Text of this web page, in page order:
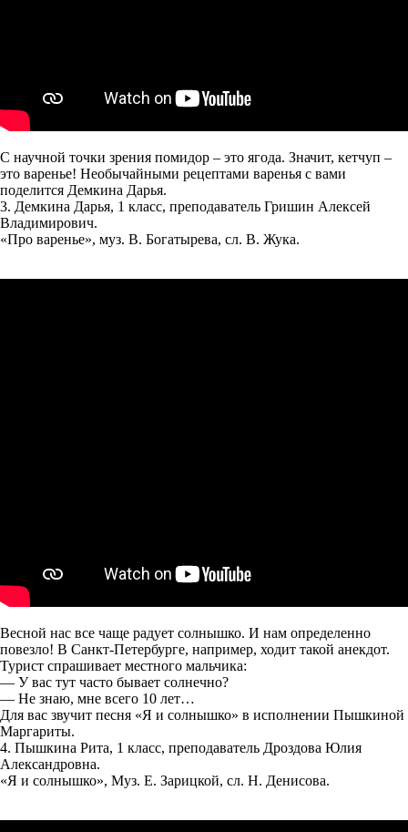
С научной точки зрения помидор – это ягода. Значит, кетчуп –
это варенье! Необычайными рецептами варенья с вами
поделится Демкина Дарья.
3. Демкина Дарья, 1 класс, преподаватель Гришин Алексей
Владимирович.
«Про варенье», муз. В. Богатырева, сл. В. Жука.
Весной нас все чаще радует солнышко. И нам определенно
повезло! В Санкт-Петербурге, например, ходит такой анекдот.
Турист спрашивает местного мальчика:
— У вас тут часто бывает солнечно?
— Не знаю, мне всего 10 лет…
Для вас звучит песня «Я и солнышко» в исполнении Пышкиной
Маргариты.
4. Пышкина Рита, 1 класс, преподаватель Дроздова Юлия
Александровна.
«Я и солнышко», Муз. Е. Зарицкой, сл. Н. Денисова.